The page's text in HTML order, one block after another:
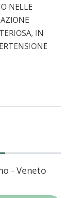
NELLE
IN
- Veneto